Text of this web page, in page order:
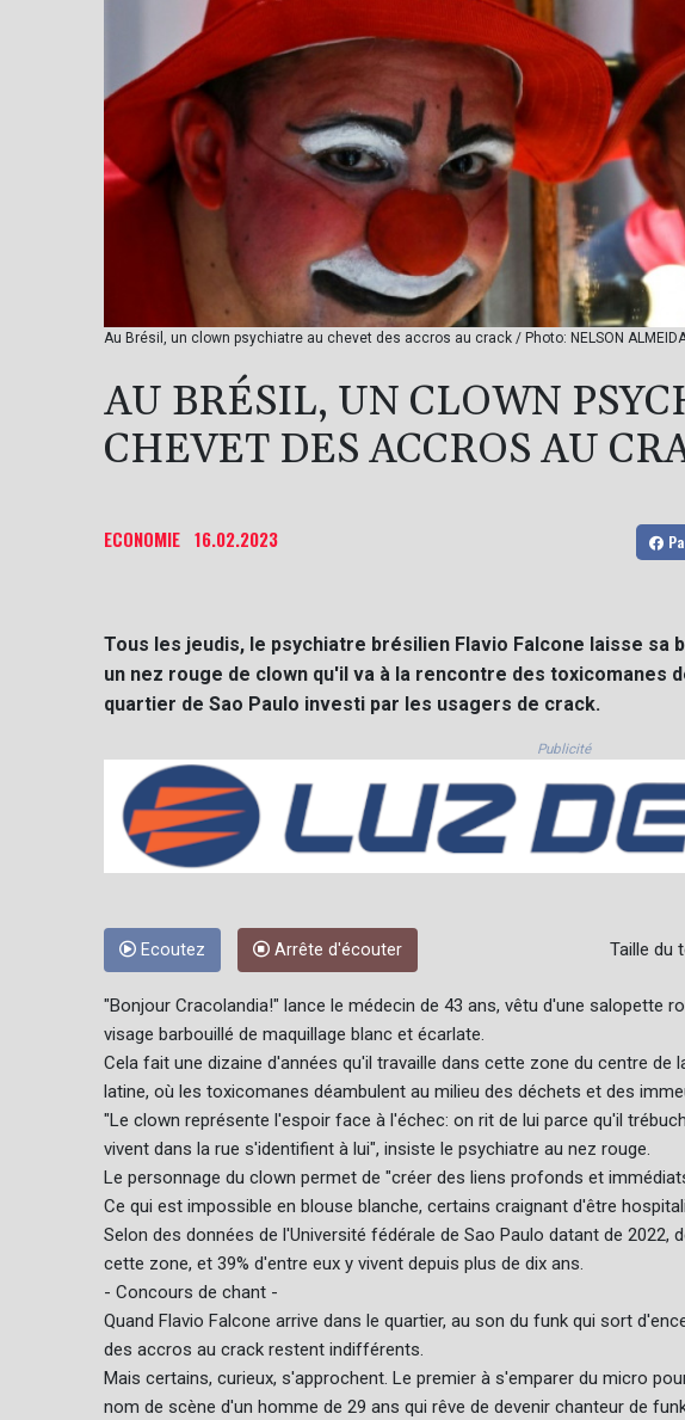
Au Brésil, un clown psychiatre au chevet des accros au crack / Photo: NELSON
AU BRÉSIL, UN CLOWN
CHEVET DES ACCROS AU
ECONOMIE 16.02.2023
Tous les jeudis, le psychiatre brésilien Flavio Falcone laisse sa
un nez rouge de clown qu'il va à la rencontre des toxicomanes
quartier de Sao Paulo investi par les usagers de crack.
Publicité
Ecoutez Arrête d'écouter Taille du
"Bonjour Cracolandia!" lance le médecin de 43 ans, vêtu d'une salopette
visage barbouillé de maquillage blanc et écarlate.
Cela fait une dizaine d'années qu'il travaille dans cette zone du centre de
latine, où les toxicomanes déambulent au milieu des déchets et des
"Le clown représente l'espoir face à l'échec: on rit de lui parce qu'il
vivent dans la rue s'identifient à lui", insiste le psychiatre au nez rouge.
Le personnage du clown permet de "créer des liens profonds et
Ce qui est impossible en blouse blanche, certains craignant d'être
Selon des données de l'Université fédérale de Sao Paulo datant de 2022,
cette zone, et 39% d'entre eux y vivent depuis plus de dix ans.
- Concours de chant -
Quand Flavio Falcone arrive dans le quartier, au son du funk qui sort
des accros au crack restent indifférents.
Mais certains, curieux, s'approchent. Le premier à s'emparer du micro
nom de scène d'un homme de 29 ans qui rêve de devenir chanteur de